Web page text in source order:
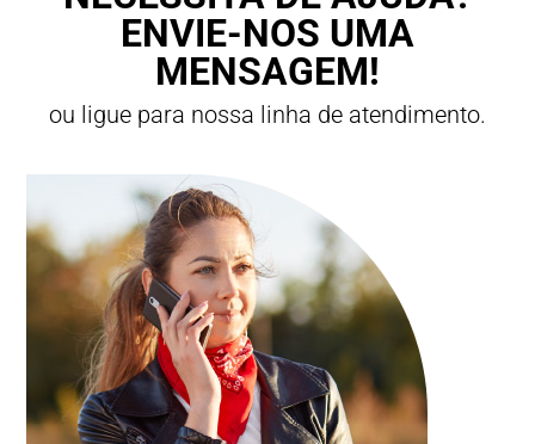
ENVIE-NOS UMA
MENSAGEM!
ou ligue para nossa linha de atendimento.